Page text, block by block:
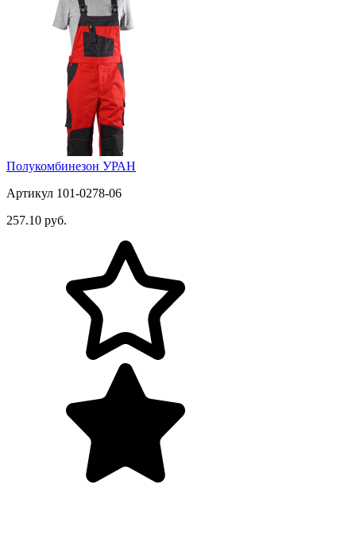
Полукомбинезон УРАН
Артикул 101-0278-06
257.10 руб.